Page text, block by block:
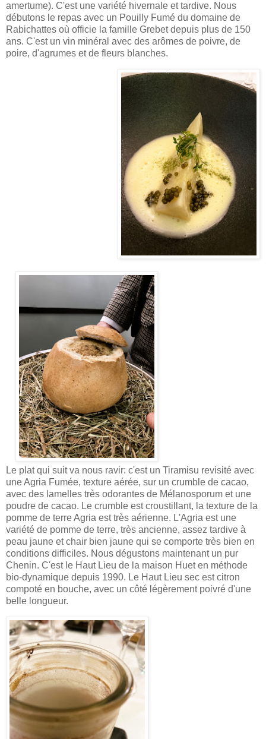
amertume). C'est une variété hivernale et tardive. Nous
débutons le repas avec un Pouilly Fumé du domaine de
Rabichattes où officie la famille Grebet depuis plus de 150
ans. C'est un vin minéral avec des arômes de poivre, de
poire, d'agrumes et de fleurs blanches.
Le plat qui suit va nous ravir: c'est un Tiramisu revisité avec
une Agria Fumée, texture aérée, sur un crumble de cacao,
avec des lamelles très odorantes de Mélanosporum et une
poudre de cacao. Le crumble est croustillant, la texture de la
pomme de terre Agria est très aérienne. L'Agria est une
variété de pomme de terre, très ancienne, assez tardive à
peau jaune et chair bien jaune qui se comporte très bien en
conditions difficiles. Nous dégustons maintenant un pur
Chenin. C'est le Haut Lieu de la maison Huet en méthode
bio-dynamique depuis 1990. Le Haut Lieu sec est citron
compoté en bouche, avec un côté légèrement poivré d'une
belle longueur.